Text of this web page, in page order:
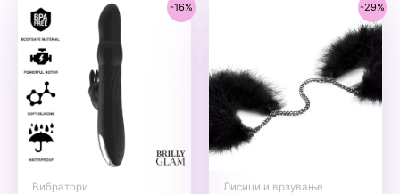
-16%
Вибратори
-29%
Лисици и врзување